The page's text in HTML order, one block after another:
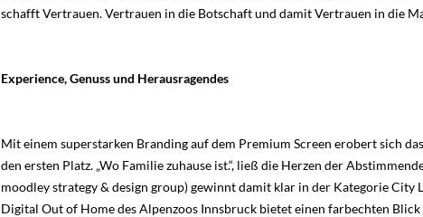
schafft Vertrauen. Vertrauen in die Botschaft und damit Vertrauen in die
Experience, Genuss und Herausragendes
Mit einem superstarken Branding auf dem Premium Screen erobert sich
den ersten Platz. „Wo Familie zuhause ist.“, ließ die Herzen der
moodley strategy & design group) gewinnt damit klar in der Kategorie City
Digital Out of Home des Alpenzoos Innsbruck bietet einen farbechten